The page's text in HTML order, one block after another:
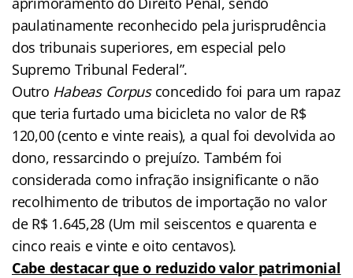
paulatinamente reconhecido pela jurisprudência
dos tribunais superiores, em especial pelo
Supremo Tribunal Federal”.
Outro Habeas Corpusconcedido foi para um rapaz
que teria furtado uma bicicleta no valor de R$
120,00 (cento e vinte reais), a qual foi devolvida ao
dono, ressarcindo o prejuízo. Também foi
considerada como infração insignificante o não
recolhimento de tributos de importação no valor
de R$ 1.645,28 (Um mil seiscentos e quarenta e
cinco reais e vinte e oito centavos).
Cabe destacar que o reduzido valor patrimonial